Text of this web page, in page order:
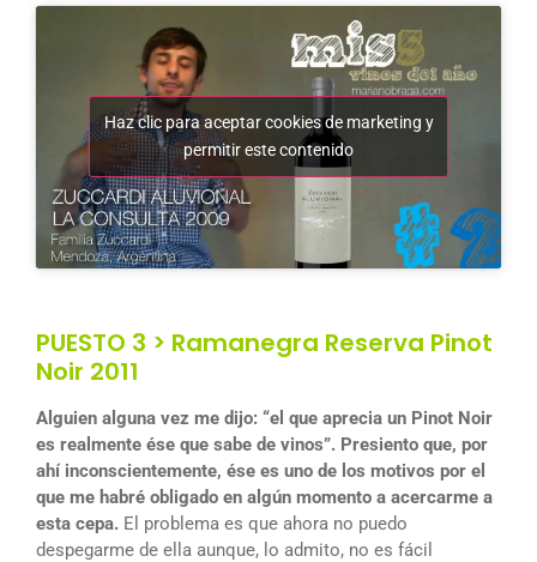
Haz clic para aceptar cookies de marketing y
permitir este contenido
PUESTO 3 > Ramanegra Reserva Pinot
Noir 2011
Alguien alguna vez me dijo: “el que aprecia un Pinot Noir
es realmente ése que sabe de vinos”. Presiento que, por
ahí inconscientemente, ése es uno de los motivos por el
que me habré obligado en algún momento a acercarme a
esta cepa. El problema es que ahora no puedo
despegarme de ella aunque, lo admito, no es fácil